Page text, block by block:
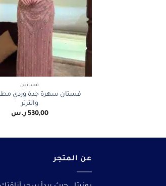
فساتين
فستان سهرة جدة وردي مطرز
والترتر
530,00 ر.س
عن المتجر